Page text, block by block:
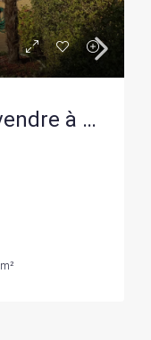
Pavillon de 89 m² à vendre à Villabé, calme et bien entretenu
m²